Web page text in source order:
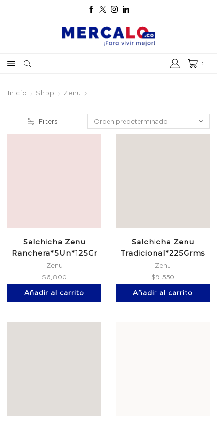
0
Inicio Shop Zenu
Filters
Salchicha Zenu
Ranchera*5Un*125Gr
Zenu
$6,800
Añadir al carrito
Salchicha Zenu
Tradicional*225Grms
Zenu
$9,550
Añadir al carrito